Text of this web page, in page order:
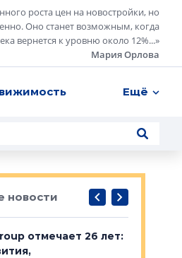
роста цен на новостройки, но
Оно станет возможным, когда
вернется к уровню около 12%...»
Мария Орлова
Ещё
новости
отмечает 26 лет: